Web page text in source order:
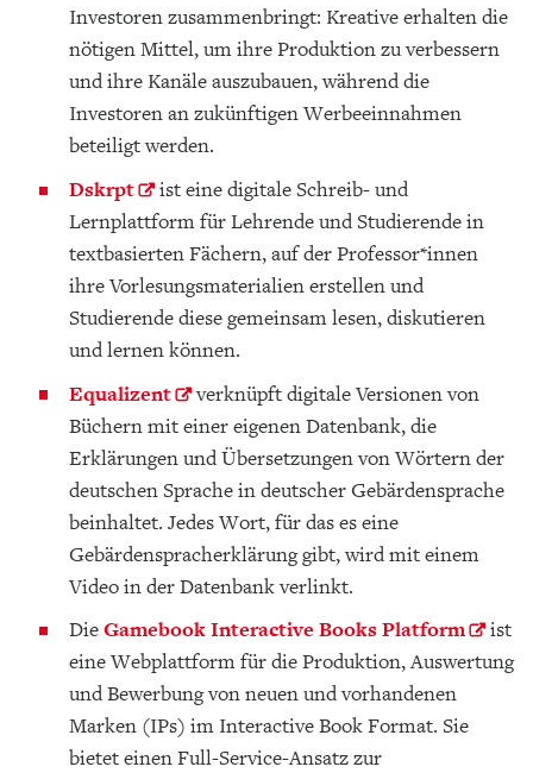
Investoren zusammenbringt: Kreative erhalten die
nötigen Mittel, um ihre Produktion zu verbessern
und ihre Kanäle auszubauen, während die
Investoren an zukünftigen Werbeeinnahmen
beteiligt werden.
Dskrpt
ist eine digitale Schreib- und
Lernplattform für Lehrende und Studierende in
textbasierten Fächern, auf der Professor*innen
ihre Vorlesungsmaterialien erstellen und
Studierende diese gemeinsam lesen, diskutieren
und lernen können.
Equalizent
verknüpft digitale Versionen von
Büchern mit einer eigenen Datenbank, die
Erklärungen und Übersetzungen von Wörtern der
deutschen Sprache in deutscher Gebärdensprache
beinhaltet. Jedes Wort, für das es eine
Gebärdenspracherklärung gibt, wird mit einem
Video in der Datenbank verlinkt.
DieGamebook Interactive Books Platform
ist
eine Webplattform für die Produktion, Auswertung
und Bewerbung von neuen und vorhandenen
Marken (IPs) im Interactive Book Format. Sie
bietet einen Full-Service-Ansatz zur